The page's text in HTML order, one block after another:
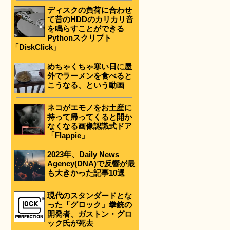
ディスクの負荷に合わせ
て昔のHDDのカリカリ音
を鳴らすことができる
Pythonスクリプト
「DiskClick」
めちゃくちゃ寒い日に屋
外でラーメンを食べると
こうなる、という動画
ネコがエモノをお土産に
持って帰ってくると開か
なくなる画像認識式ドア
「Flappie」
2023年、Daily News
Agency(DNA)で反響が最
も大きかった記事10選
現代のスタンダードとな
った「グロック」拳銃の
開発者、ガストン・グロ
ック氏が死去